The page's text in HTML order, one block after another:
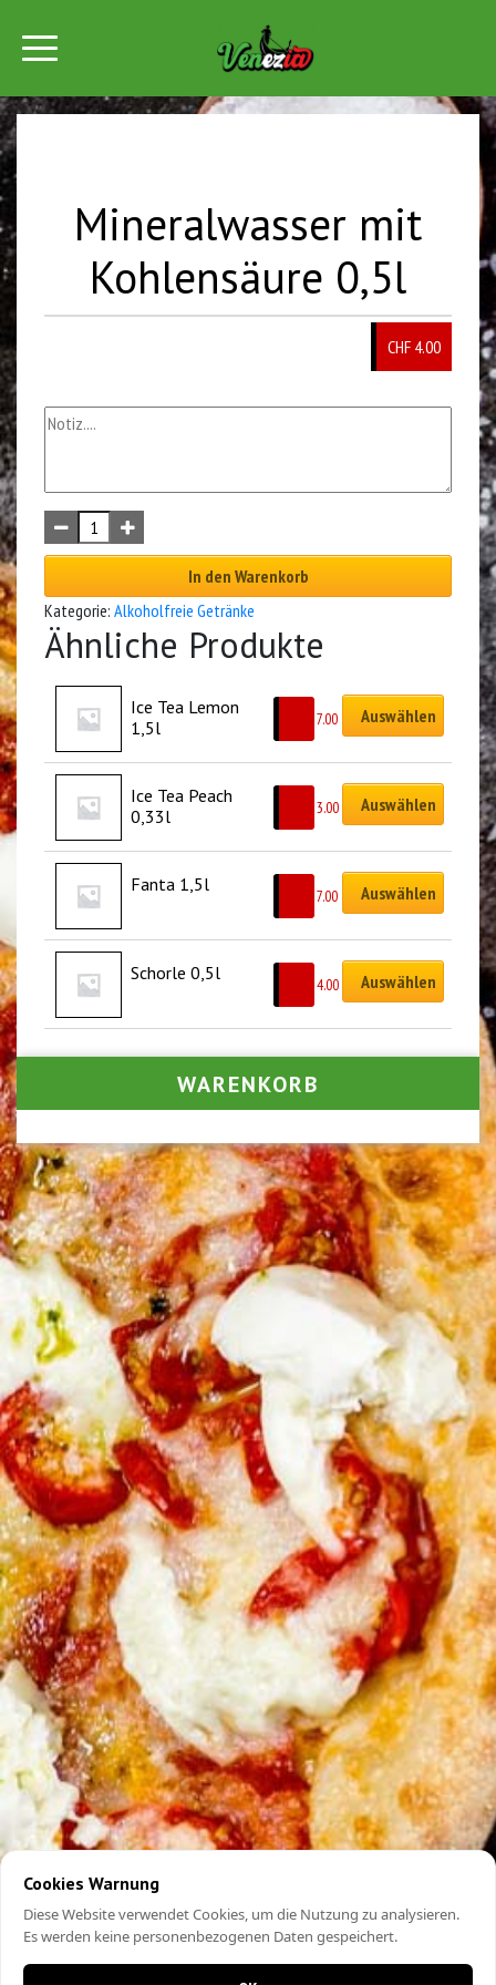
Mineralwasser mit
Kohlensäure 0,5l
CHF 4.00
In den Warenkorb
Kategorie: Alkoholfreie Getränke
Ähnliche Produkte
Ice Tea Lemon
1,5l
7.00 Auswählen
Ice Tea Peach
0,33l
3.00 Auswählen
Fanta 1,5l
7.00 Auswählen
Schorle 0,5l
4.00 Auswählen
WARENKORB
Cookies Warnung
Diese Website verwendet Cookies, um die Nutzung zu analysieren.
Es werden keine personenbezogenen Daten gespeichert.